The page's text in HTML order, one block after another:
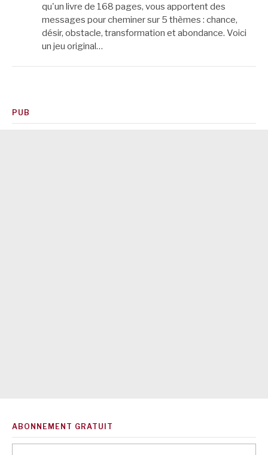
qu'un livre de 168 pages, vous apportent des
messages pour cheminer sur 5 thèmes : chance,
désir, obstacle, transformation et abondance. Voici
un jeu original…
PUB
ABONNEMENT GRATUIT